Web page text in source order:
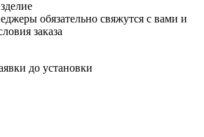
обязательно свяжутся с вами и
заказа
до установки